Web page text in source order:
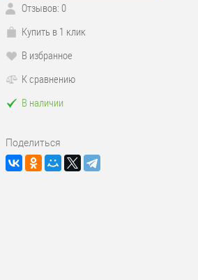
Отзывов: 0
Купить в 1 клик
В избранное
К сравнению
В наличии
Поделиться